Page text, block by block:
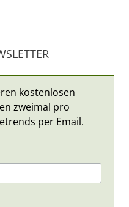
kostenlosen
zweimal pro
per Email.